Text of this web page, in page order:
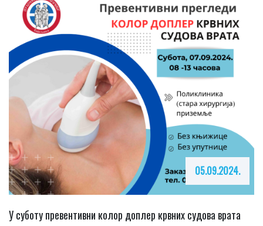
05.09.2024.
У суботу превентивни колор доплер крвних судова врата